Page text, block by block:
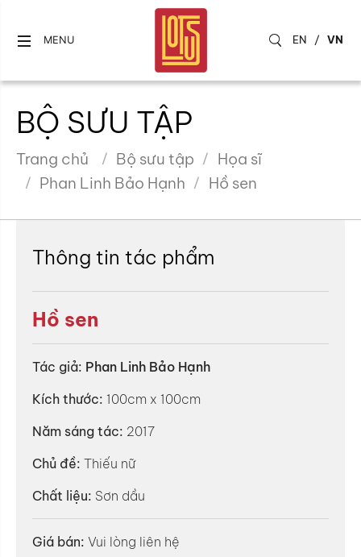
MENU EN / VN
BỘ SƯU TẬP
Trang chủ Bộ sưu tập
Họa sĩ
Phan Linh Bảo Hạnh
Hồ sen
Thông tin tác phẩm
Hồ sen
Tác giả: Phan Linh Bảo Hạnh
Kích thước: 100cm x 100cm
Năm sáng tác: 2017
Chủ đề: Thiếu nữ
Chất liệu: Sơn dầu
Giá bán: Vui lòng liên hệ